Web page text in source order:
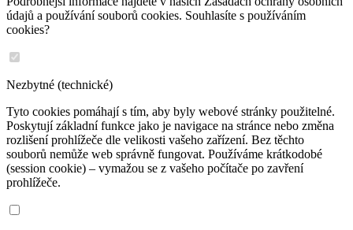
údajů a používání souborů cookies. Souhlasíte s používáním
cookies?
Nezbytné (technické)
Tyto cookies pomáhají s tím, aby byly webové stránky použitelné.
Poskytují základní funkce jako je navigace na stránce nebo změna
rozlišení prohlížeče dle velikosti vašeho zařízení. Bez těchto
souborů nemůže web správně fungovat. Používáme krátkodobé
(session cookie) – vymažou se z vašeho počítače po zavření
prohlížeče.